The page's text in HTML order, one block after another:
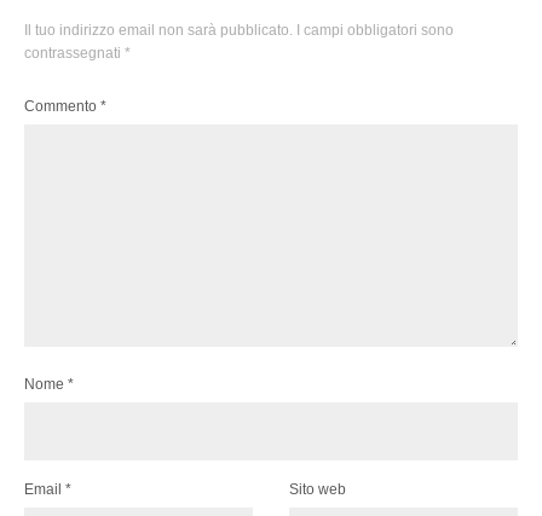
Il tuo indirizzo email non sarà pubblicato. I campi obbligatori sono
contrassegnati *
Commento *
Nome *
Email * Sito web